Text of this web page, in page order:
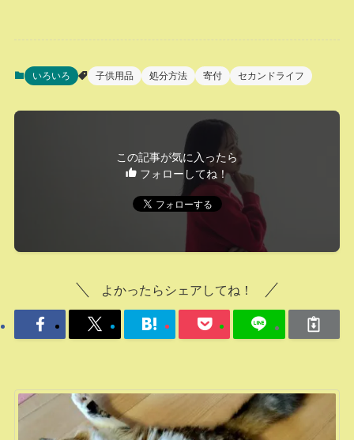
いろいろ 子供用品 処分方法 寄付 セカンドライフ
この記事が気に入ったら
フォローしてね！
よかったらシェアしてね！